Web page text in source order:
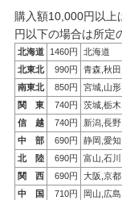
購入額10,000円以上
円以下の場合は所定
北海道 1460円
北海道
北東北
990円
青森,秋
南東北
850円
宮城,山
関 東
740円
茨城,栃
信 越
740円
新潟,長野
中 部
690円
静岡,愛
北 陸
690円
富山,石
関 西
690円
大阪,京
中 国
710円
岡山,広